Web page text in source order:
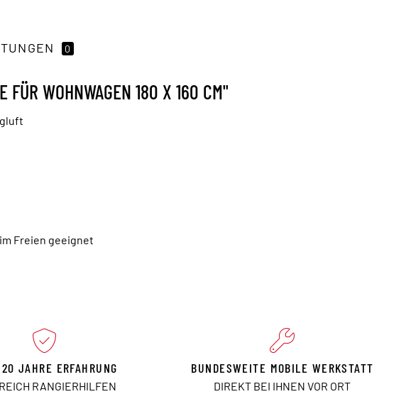
0
FÜR WOHNWAGEN 180 X 160 CM"
Freien geeignet
JAHRE ERFAHRUNG
RANGIERHILFEN
BUNDESWEITE MOBILE WERKSTATT
DIREKT BEI IHNEN VOR ORT